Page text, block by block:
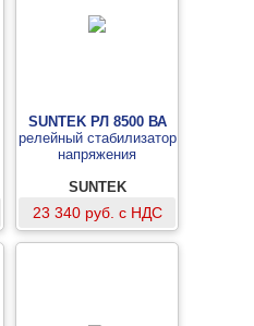
SUNTEK РЛ 8500 ВА
релейный стабилизатор
напряжения
SUNTEK
23 340 руб. с НДС